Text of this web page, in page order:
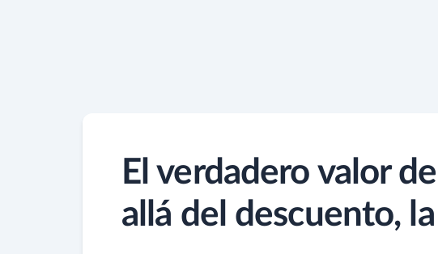
El verdadero valor
allá del descuento,